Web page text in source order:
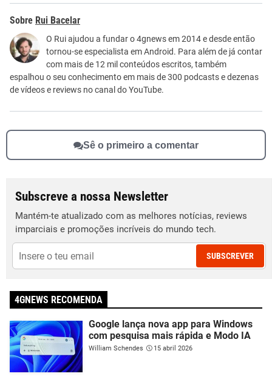
Este conteúdo contém informação incorreta
Este conteúdo não tem a informação que procuro
Outro
Rui Bacelar
O Rui ajudou a fundar o 4gnews em 2014 e desde então
tornou-se especialista em Android. Para além de já contar
com mais de 12 mil conteúdos escritos, também
espalhou o seu conhecimento em mais de 300 podcasts e dezenas
de vídeos e reviews no canal do YouTube.
Sê o primeiro a comentar
Subscreve a nossa Newsletter
Mantém-te atualizado com as melhores notícias, reviews
imparciais e promoções incríveis do mundo tech.
SUBSCREVER
4GNEWS RECOMENDA
Google lança nova app para Windows
com pesquisa mais rápida e Modo IA
William Schendes 15 abril 2026